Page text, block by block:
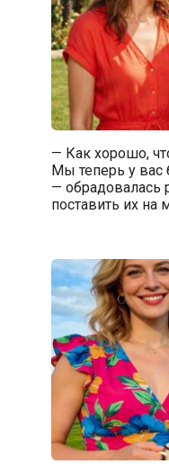
— Как хорошо,
Мы теперь у вас
— обрадовалась
поставить их на